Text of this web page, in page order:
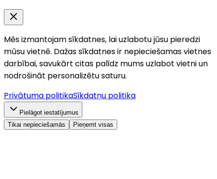
Mēs izmantojam sīkdatnes, lai uzlabotu jūsu pieredzi
mūsu vietnē. Dažas sīkdatnes ir nepieciešamas vietnes
darbībai, savukārt citas palīdz mums uzlabot vietni un
nodrošināt personalizētu saturu.
Privātuma politikaSīkdatņu politika
Pielāgot iestatījumus
Tikai nepieciešamās
Pieņemt visas